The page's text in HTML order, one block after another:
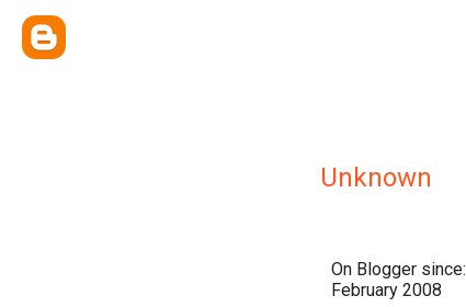
Unknown
On Blogger since:
February 2008